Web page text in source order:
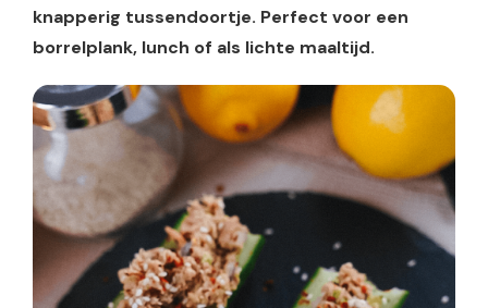
knapperig tussendoortje. Perfect voor een
borrelplank, lunch of als lichte maaltijd.